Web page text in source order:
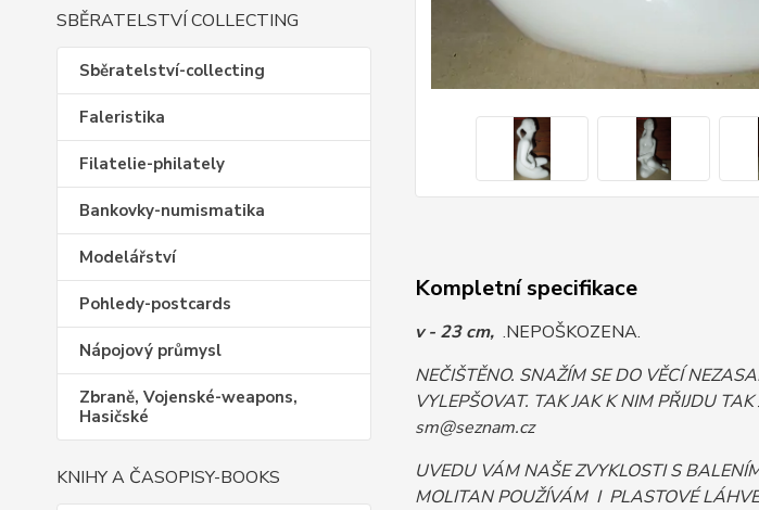
SBĚRATELSTVÍ COLLECTING
Sběratelství-collecting
Faleristika
Filatelie-philately
Bankovky-numismatika
Modelářství
Pohledy-postcards
Nápojový průmysl
Zbraně, Vojenské-weapons,
Hasičské
KNIHY A ČASOPISY-BOOKS
Kompletní specifikace
v - 23 cm, .NEPOŠKOZENA.
NEČIŠTĚNO. SNAŽÍM SE DO VĚCÍ
VYLEPŠOVAT. TAK JAK K NIM PŘIJDU
sm@seznam.cz
UVEDU VÁM NAŠE ZVYKLOSTI S
MOLITAN POUŽÍVÁM I PLASTOVÉ